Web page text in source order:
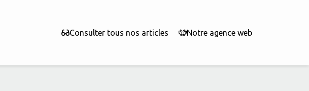
Consulter tous nos articles Notre agence web